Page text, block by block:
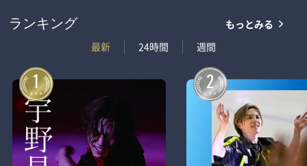
ランキング
最新
24時間 週間
もっとみる
1 2